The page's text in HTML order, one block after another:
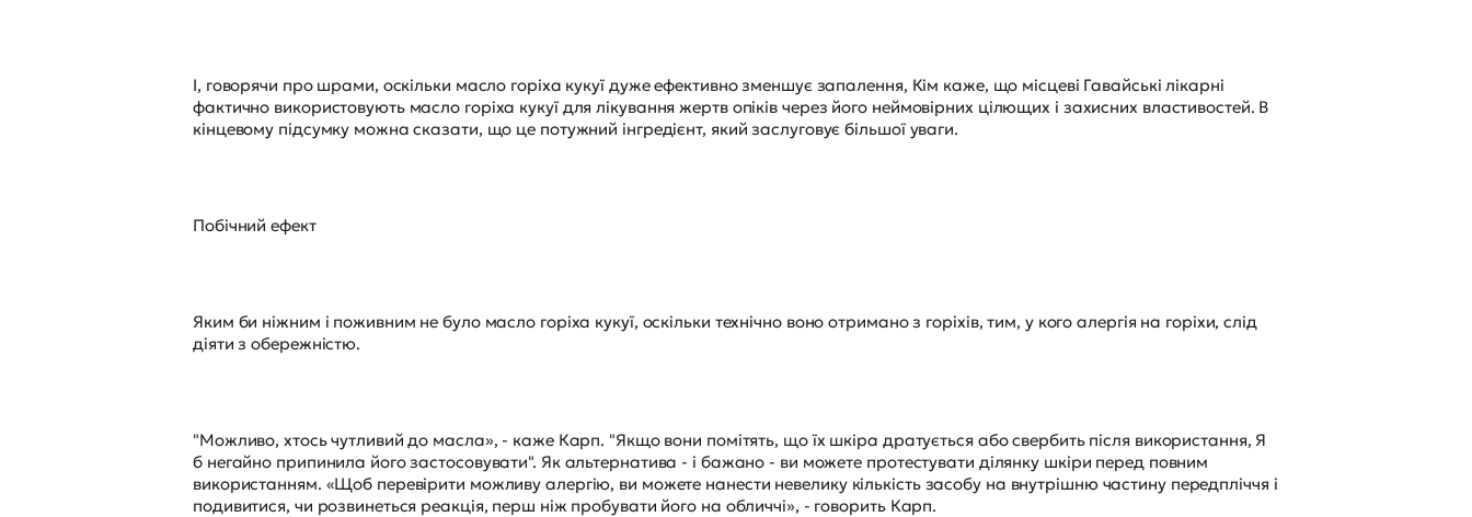
І, говорячи про шрами, оскільки масло горіха кукуї дуже ефективно зменшує запалення, Кім каже, що місцеві Гавайські лікарні
фактично використовують масло горіха кукуї для лікування жертв опіків через його неймовірних цілющих і захисних властивостей. В
кінцевому підсумку можна сказати, що це потужний інгредієнт, який заслуговує більшої уваги.
Побічний ефект
Яким би ніжним і поживним не було масло горіха кукуї, оскільки технічно воно отримано з горіхів, тим, у кого алергія на горіхи, слід
діяти з обережністю.
"Можливо, хтось чутливий до масла», - каже Карп. "Якщо вони помітять, що їх шкіра дратується або свербить після використання, Я
б негайно припинила його застосовувати". Як альтернатива - і бажано - ви можете протестувати ділянку шкіри перед повним
використанням. «Щоб перевірити можливу алергію, ви можете нанести невелику кількість засобу на внутрішню частину передпліччя і
подивитися, чи розвинеться реакція, перш ніж пробувати його на обличчі», - говорить Карп.